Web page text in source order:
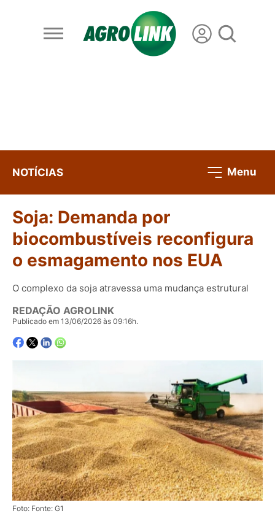
NOTÍCIAS Menu
Soja: Demanda por
biocombustíveis reconfigura
o esmagamento nos EUA
O complexo da soja atravessa uma mudança estrutural
REDAÇÃO AGROLINK
Publicado em 13/06/2026 às 09:16h.
Foto: Fonte: G1